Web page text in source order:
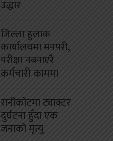
उद्धार
जिल्ला हुलाक
कार्यालयमा मनपरी,
परीक्षा नबनाएरै
कर्मचारी काममा
रानीकोटमा ट्याक्टर
दुर्घटना हुँदा एक
जनाको मृत्यु